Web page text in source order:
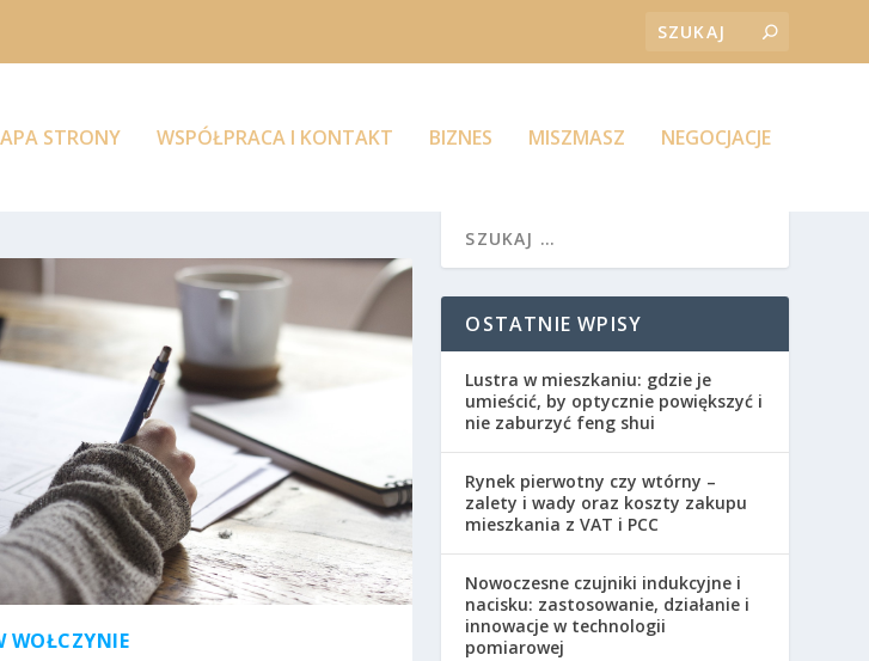
STRONY WSPÓŁPRACA I KONTAKT BIZNES MISZMASZ NEGOCJACJE
WOŁCZYNIE
OSTATNIE WPISY
Lustra w mieszkaniu: gdzie je
umieścić, by optycznie powiększyć i
nie zaburzyć feng shui
Rynek pierwotny czy wtórny –
zalety i wady oraz koszty zakupu
mieszkania z VAT i PCC
Nowoczesne czujniki indukcyjne i
nacisku: zastosowanie, działanie i
innowacje w technologii
pomiarowej